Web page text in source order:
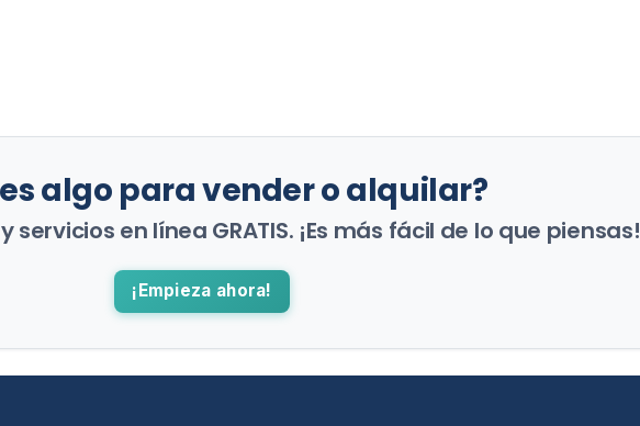
algo para vender o alquilar?
en línea GRATIS. ¡Es más fácil de lo que piensas!
¡Empieza ahora!